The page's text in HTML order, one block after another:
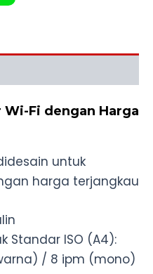
Fi dengan Harga
untuk
harga terjangkau
Standar ISO (A4):
/ 8 ipm (mono)